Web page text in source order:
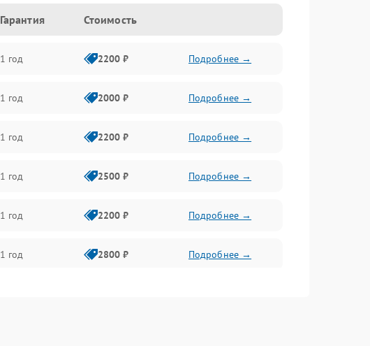
Гарантия Стоимость
1 год 2200 ₽ Подробнее →
1 год 2000 ₽ Подробнее →
1 год 2200 ₽ Подробнее →
1 год 2500 ₽ Подробнее →
1 год 2200 ₽ Подробнее →
1 год 2800 ₽ Подробнее →